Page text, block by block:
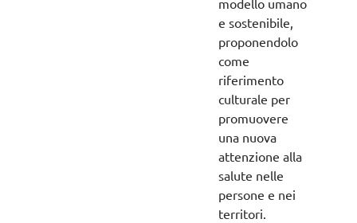
modello umano
e sostenibile,
proponendolo
come
riferimento
culturale per
promuovere
una nuova
attenzione alla
salute nelle
persone e nei
territori.